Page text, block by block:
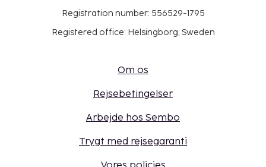
Registration number: 556529-1795
Registered office: Helsingborg, Sweden
Om os
Rejsebetingelser
Arbejde hos Sembo
Trygt med rejsegaranti